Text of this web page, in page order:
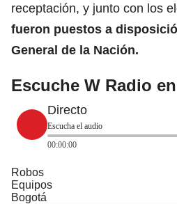
receptación, y junto con los
fueron puestos a
General de la Nación.
Escuche W Radio
Directo
Escucha el audio
00:00:00
Robos
Equipos
Bogotá